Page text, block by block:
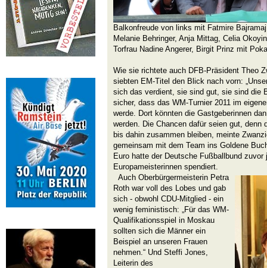
Balkonfreude von links mit Fatmire
Melanie Behringer, Anja Mittag, Celia
Torfrau Nadine Angerer, Birgit Prinz mit
Wie sie richtete auch DFB-Präsident Theo
siebten EM-Titel den Blick nach vorn:
sich das verdient, sie sind gut, sie sind die
sicher, dass das WM-Turnier 2011 im
werde. Dort könnten die Gastgeberinnen
werden. Die Chancen dafür seien gut, denn
bis dahin zusammen bleiben, meinte
gemeinsam mit dem Team ins Goldene
Euro hatte der Deutsche Fußballbund zuvor
Europameisterinnen spendiert.
Auch Oberbürgermeisterin Petra
Roth war voll des Lobes und gab
sich - obwohl CDU-Mitglied - ein
wenig feministisch: „Für das WM-
Qualifikationsspiel in Moskau
sollten sich die Männer ein
Beispiel an unseren Frauen
nehmen.“ Und Steffi Jones,
Leiterin des